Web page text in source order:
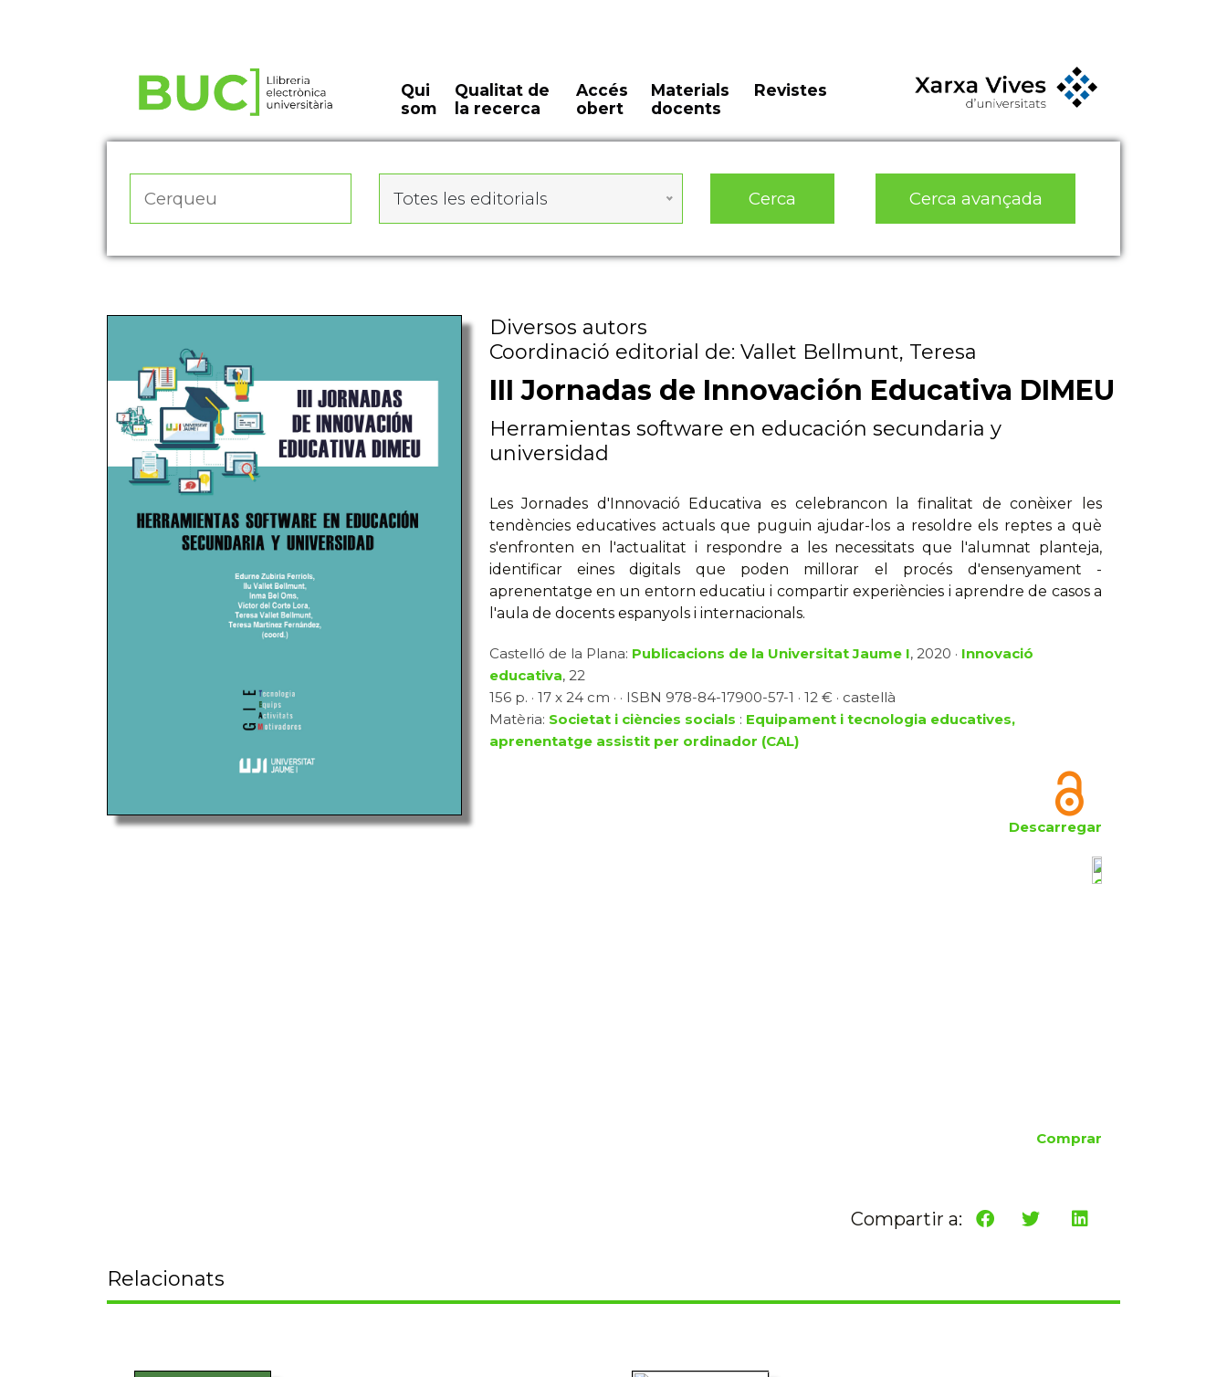
Qui
som
Qualitat de
la recerca
Accés
obert
Materials
docents
Revistes
Totes les editorials Cerca Cerca avançada
Diversos autors
Coordinació editorial de: Vallet Bellmunt, Teresa
III Jornadas de Innovación Educativa DIMEU
Herramientas software en educación secundaria y
universidad
Les Jornades d'Innovació Educativa es celebrancon la finalitat de conèixer les
tendències educatives actuals que puguin ajudar-los a resoldre els reptes a què
s'enfronten en l'actualitat i respondre a les necessitats que l'alumnat planteja,
identificar eines digitals que poden millorar el procés d'ensenyament -
aprenentatge en un entorn educatiu i compartir experiències i aprendre de casos a
l'aula de docents espanyols i internacionals.
Castelló de la Plana: Publicacions de la Universitat Jaume I, 2020 · Innovació
educativa, 22
156 p. · 17 x 24 cm · · ISBN 978-84-17900-57-1 · 12 € · castellà
Matèria: Societat i ciències socials : Equipament i tecnologia educatives,
aprenentatge assistit per ordinador (CAL)
Descarregar
Comprar
Compartir a:
Relacionats